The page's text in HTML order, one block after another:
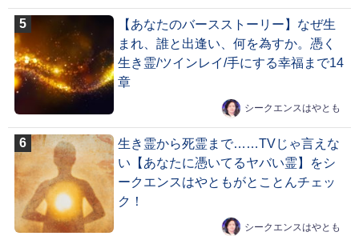
【あなたのバースストーリー】なぜ生
まれ、誰と出逢い、何を為すか。憑く
生き霊/ツインレイ/手にする幸福まで14
章
シークエンスはやとも
生き霊から死霊まで……TVじゃ言えな
い【あなたに憑いてるヤバい霊】をシ
ークエンスはやともがとことんチェッ
ク！
シークエンスはやとも